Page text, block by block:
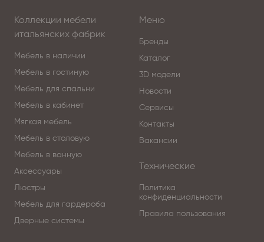
Коллекции мебели
итальянских фабрик
Мебель в наличии
Мебель в гостиную
Мебель для спальни
Мебель в кабинет
Мягкая мебель
Мебель в столовую
Мебель в ванную
Аксессуары
Люстры
Мебель для гардероба
Дверные системы
Меню
Бренды
Каталог
3D модели
Новости
Сервисы
Контакты
Вакансии
Технические
Политика
конфиденциальности
Правила пользования